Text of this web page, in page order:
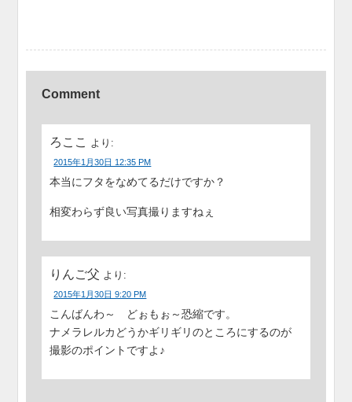
Comment
ろここ より:
2015年1月30日 12:35 PM
本当にフタをなめてるだけですか？
相変わらず良い写真撮りますねぇ
りんご父 より:
2015年1月30日 9:20 PM
こんばんわ～ どぉもぉ～恐縮です。
ナメラレルカどうかギリギリのところにするのが
撮影のポイントですよ♪